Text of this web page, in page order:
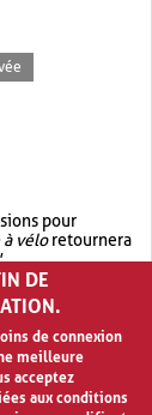
pour
à véloretournera
.
.garage OR vélo
à vélo
DE
de connexion
meilleure
acceptez
aux conditions